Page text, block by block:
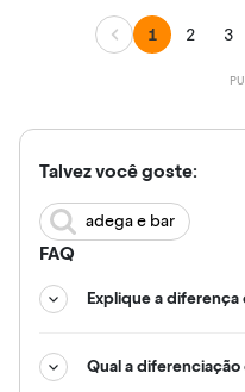
1 2 3
Talvez você goste:
adega e bar
FAQ
Explique a diferença
Qual a